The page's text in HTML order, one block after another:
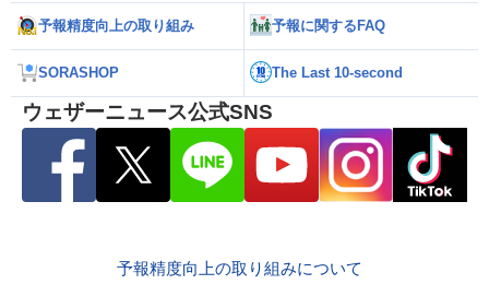
予報精度向上の取り組み 予報に関するFAQ
SORASHOP The Last 10-second
ウェザーニュース公式SNS
予報精度向上の取り組みについて